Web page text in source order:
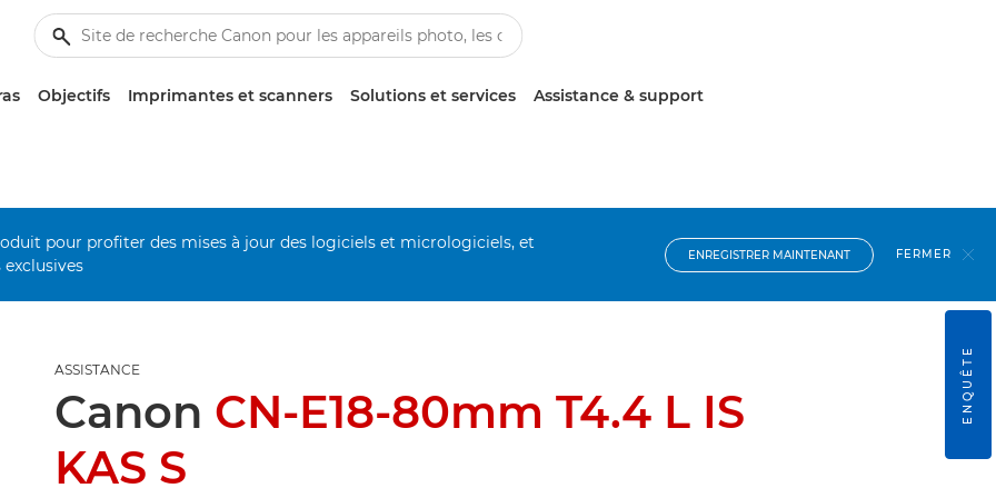
Objectifs Imprimantes et scanners Solutions et services Assistance & support
pour profiter des mises à jour des logiciels et micrologiciels, et
ENREGISTRER MAINTENANT FERMER
ASSISTANCE
Canon CN-E18-80mm T4.4 L IS
KAS S
ENQUÊTE